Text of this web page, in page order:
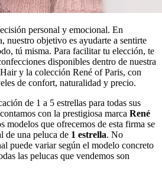
personal y emocional. En
nuestro objetivo es ayudarte a sentirte
tú misma. Para facilitar tu elección, te
disponibles dentro de nuestra
y la colección René of Paris, con
de confort, naturalidad y precio.
de 1 a 5 estrellas para todas sus
con la prestigiosa marca René
modelos que ofrecemos de esta firma se
de una peluca de 1 estrella. No
puede variar según el modelo concreto
las pelucas que vendemos son